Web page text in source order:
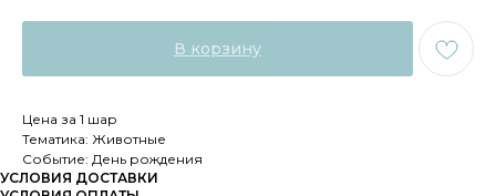
В корзину
Цена за 1 шар
Тематика: Животные
Событие: День рождения
УСЛОВИЯ ДОСТАВКИ